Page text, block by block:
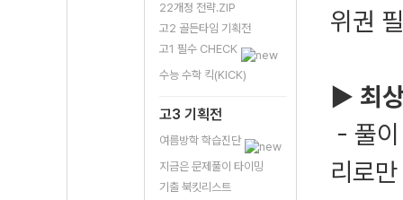
22개정 전략.ZIP
고2 골든타임 기획전
고1 필수 CHECK
수능 수학 킥(KICK)
고3 기획전
여름방학 학습진단
지금은 문제풀이 타이밍
기출 북킷리스트
위권
▶ 최
- 풀
리로